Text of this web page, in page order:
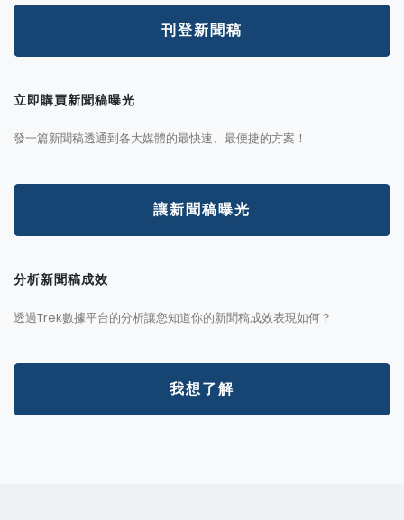
刊登新聞稿
立即購買新聞稿曝光
發一篇新聞稿透通到各大媒體的最快速、最便捷的方案！
讓新聞稿曝光
分析新聞稿成效
透過Trek數據平台的分析讓您知道你的新聞稿成效表現如何？
我想了解